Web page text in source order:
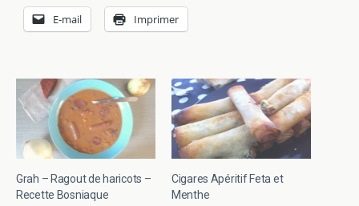
E-mail Imprimer
Grah – Ragout de haricots –
Recette Bosniaque
Cigares Apéritif Feta et
Menthe